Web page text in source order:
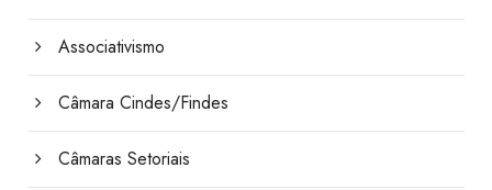
Associativismo
Câmara Cindes/Findes
Câmaras Setoriais